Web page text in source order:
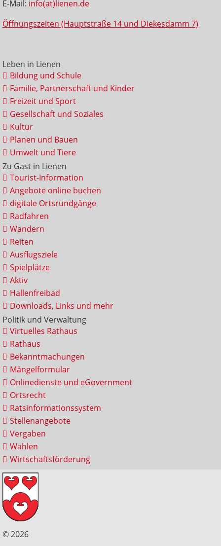
E-Mail: info(at)lienen.de
Öffnungszeiten (Hauptstraße 14 und Diekesdamm 7)
Leben in Lienen
Bildung und Schule
Familie, Partnerschaft und Kinder
Freizeit und Sport
Gesellschaft und Soziales
Kultur
Planen und Bauen
Umwelt und Tiere
Zu Gast in Lienen
Tourist-Information
Angebote online buchen
digitale Ortsrundgänge
Radfahren
Wandern
Reiten
Ausflugsziele
Spielplätze
Aktiv
Hallenfreibad
Downloads, Links und mehr
Politik und Verwaltung
Virtuelles Rathaus
Rathaus
Bekanntmachungen
Mängelformular
Onlinedienste und eGovernment
Ortsrecht
Ratsinformationssystem
Stellenangebote
Vergaben
Wahlen
Wirtschaftsförderung
© 2026